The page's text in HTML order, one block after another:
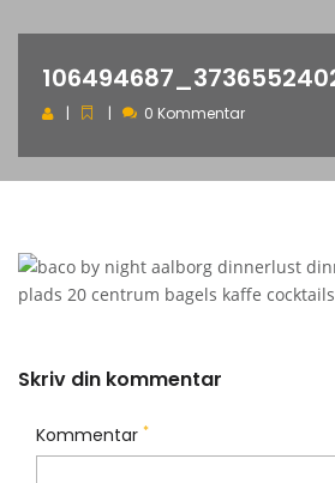
0 Kommentar
Skriv din kommentar
Kommentar *